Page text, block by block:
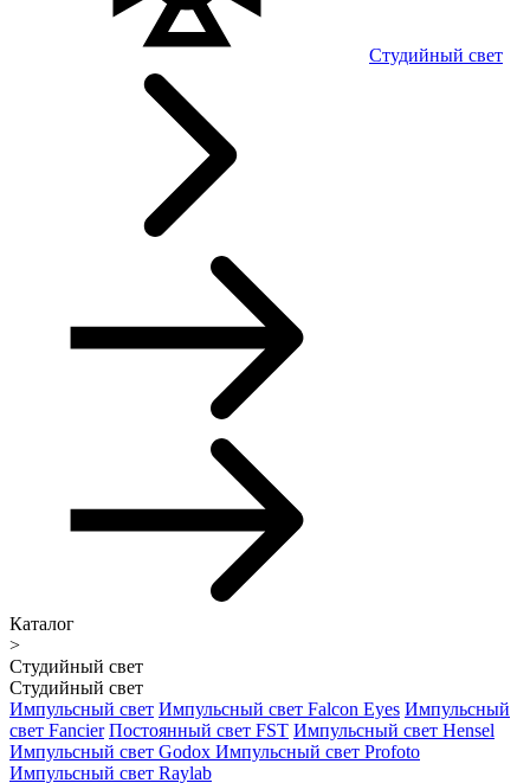
Студийный свет
Каталог
>
Студийный свет
Студийный свет
Импульсный свет Импульсный свет Falcon Eyes Импульсный
свет Fancier Постоянный свет FST Импульсный свет Hensel
Импульсный свет Godox Импульсный свет Profoto
Импульсный свет Raylab